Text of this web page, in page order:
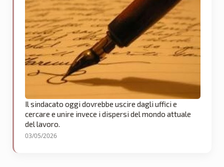
Il sindacato oggi dovrebbe uscire dagli uffici e
cercare e unire invece i dispersi del mondo attuale
del lavoro.
03/05/2026